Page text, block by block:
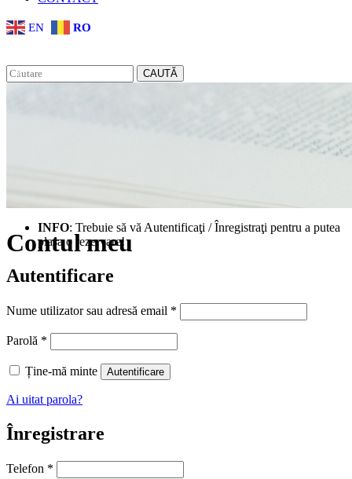
EN RO
CAUTĂ
Contul meu
INFO: Trebuie să vă Autentificaţi / Înregistraţi pentru a putea
plasa o rezervare!
Autentificare
Nume utilizator sau adresă email *
Parolă *
Ține-mă minte Autentificare
Ai uitat parola?
Înregistrare
Telefon *